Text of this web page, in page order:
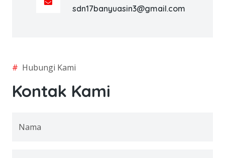
sdn17banyuasin3@gmail.com
# Hubungi Kami
Kontak Kami
Nama